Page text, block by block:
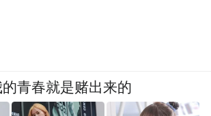
青春就是赌出来的